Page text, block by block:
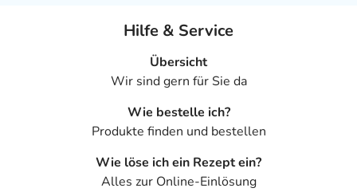
Hilfe & Service
Übersicht
Wir sind gern für Sie da
Wie bestelle ich?
Produkte finden und bestellen
Wie löse ich ein Rezept ein?
Alles zur Online-Einlösung